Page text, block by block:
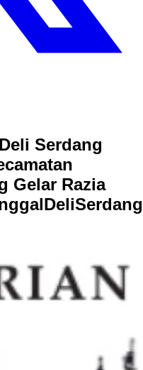
Serdang
Gelar Razia
ggalDeliSerdang